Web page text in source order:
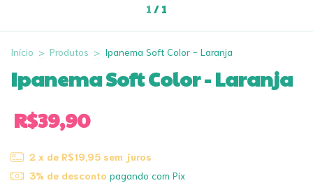
1/1
Início > Produtos > Ipanema Soft Color - Laranja
Ipanema Soft Color - Laranja
R$39,90
2 x de R$19,95 sem juros
3% de desconto pagando com Pix